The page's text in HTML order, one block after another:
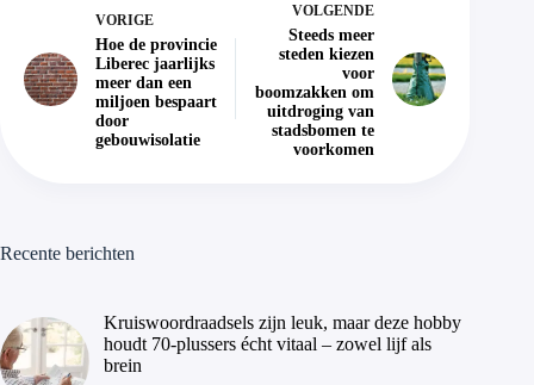
VORIGE
Hoe de provincie
Liberec jaarlijks
meer dan een
miljoen bespaart
door
gebouwisolatie
VOLGENDE
Steeds meer
steden kiezen
voor
boomzakken om
uitdroging van
stadsbomen te
voorkomen
Recente berichten
Kruiswoordraadsels zijn leuk, maar deze hobby
houdt 70-plussers écht vitaal – zowel lijf als
brein